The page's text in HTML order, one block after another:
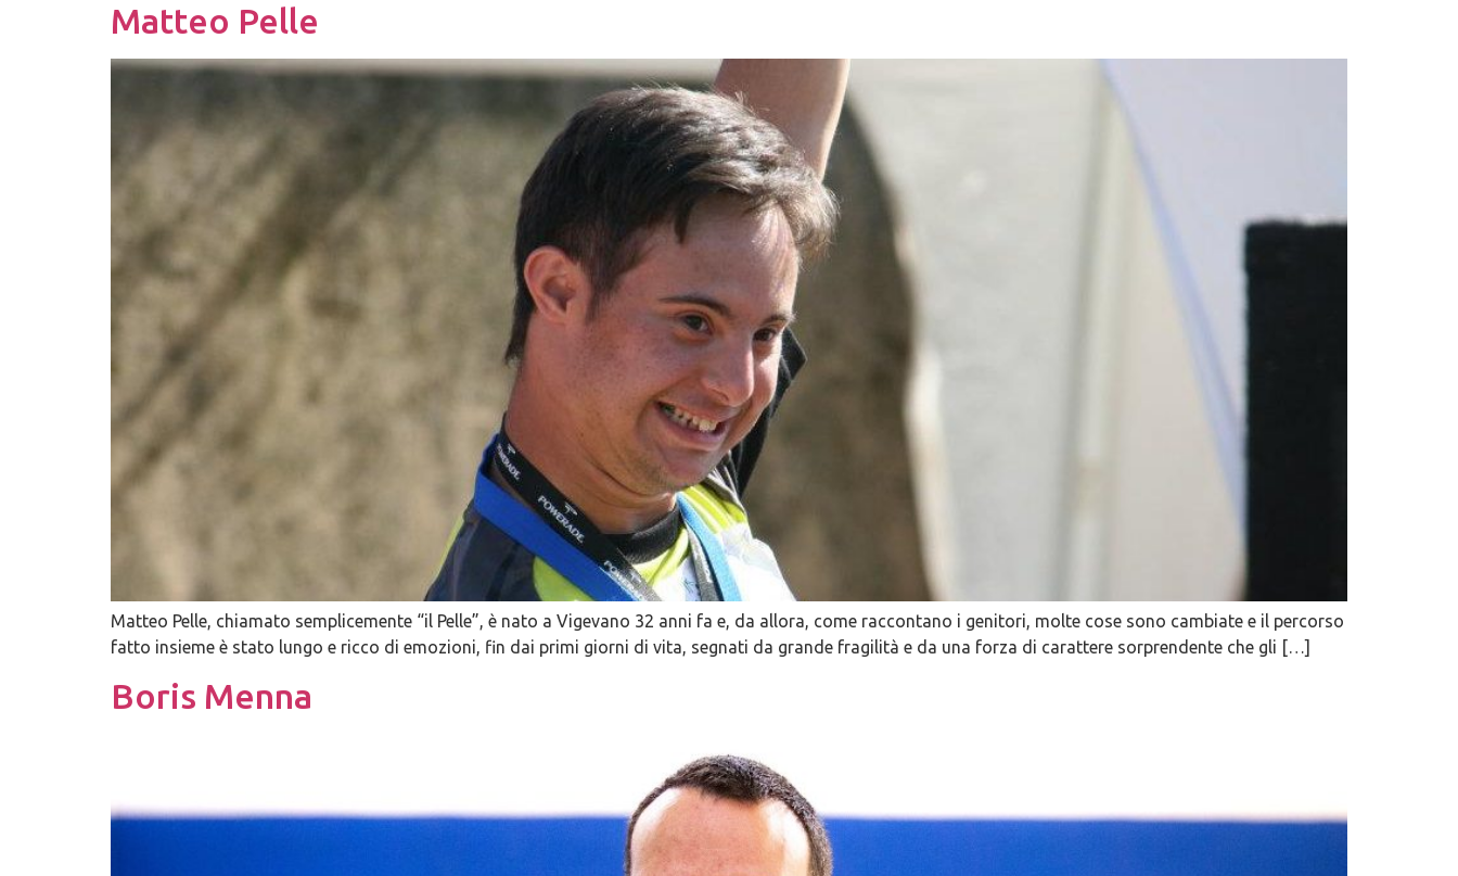
Matteo Pelle
Matteo Pelle, chiamato semplicemente “il Pelle”, è nato a Vigevano 32 anni fa e, da allora, come raccontano i genitori, molte cose sono cambiate e il percorso
fatto insieme è stato lungo e ricco di emozioni, fin dai primi giorni di vita, segnati da grande fragilità e da una forza di carattere sorprendente che gli […]
Boris Menna